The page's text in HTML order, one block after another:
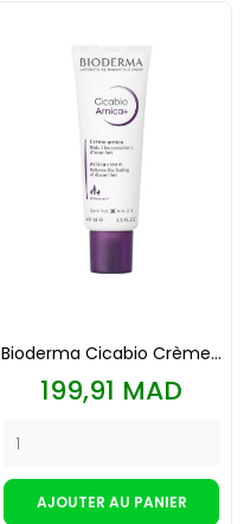
Bioderma Cicabio Crème...
Prix
199,91 MAD
AJOUTER AU PANIER